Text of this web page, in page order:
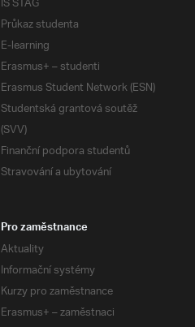
Průkaz studenta
E-learning
Erasmus+ – studenti
Erasmus Student Network (ESN)
Studentská grantová soutěž
(SVV)
Finanční podpora studentů
Stravování a ubytování
Pro zaměstnance
Aktuality
Informační systémy
Kurzy pro zaměstnance
Erasmus+ – zaměstnaci